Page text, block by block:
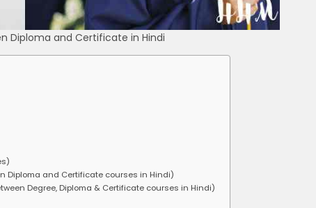
Diploma and Certificate in Hindi
Diploma and Certificate courses in Hindi)
Degree, Diploma & Certificate courses in Hindi)